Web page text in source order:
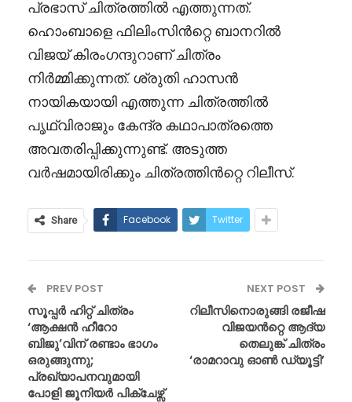
പ്രഭാസ് ചിത്രത്തിൽ എത്തുന്നത്.
ഹൊംബാളെ ഫിലിംസിൻറ്റെ ബാനറിൽ
വിജയ് കിരംഗന്ദുറാണ് ചിത്രം
നിർമ്മിക്കുന്നത്. ശ്രുതി ഹാസൻ
നായികയായി എത്തുന്ന ചിത്രത്തിൽ
പൃഥ്വിരാജും കേന്ദ്ര കഥാപാത്രത്തെ
അവതരിപ്പിക്കുന്നുണ്ട്. അടുത്ത
വർഷമായിരിക്കും ചിത്രത്തിൻറ്റെ റിലീസ്.
Share Facebook Twitter
PREV POST
സൂപ്പർ ഹിറ്റ് ചിത്രം
‘ആക്ഷൻ ഹീറോ
ബിജു’വിന് രണ്ടാം ഭാഗം
ഒരുങ്ങുന്നു;
പ്രഖ്യാപനവുമായി
പോളി ജൂനിയർ പിക്ചേഴ്സ്
NEXT POST
റിലീസിനൊരുങ്ങി രജീഷ
വിജയൻറ്റെ ആദ്യ
തെലുങ്ക് ചിത്രം
‘രാമറാവു ഓൺ ഡ്യൂട്ടി’